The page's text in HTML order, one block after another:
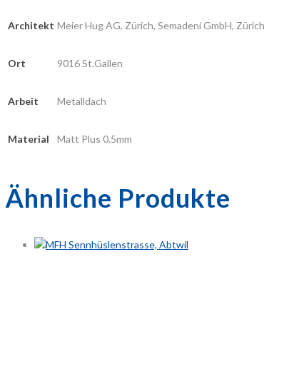
Architekt Meier Hug AG, Zürich, Semadeni GmbH, Zürich
Ort 9016 St.Gallen
Arbeit Metalldach
Material Matt Plus 0.5mm
Ähnliche Produkte